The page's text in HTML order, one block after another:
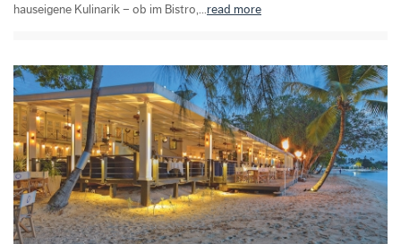
hauseigene Kulinarik – ob im Bistro,...read more